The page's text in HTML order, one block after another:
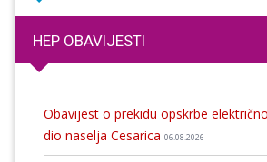
HEP OBAVIJESTI
Obavijest o prekidu opskrbe
dio naselja Cesarica 06.08.2026